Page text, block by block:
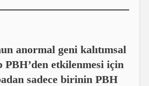
anormal geni kalıtımsal
PBH’den etkilenmesi için
sadece birinin PBH